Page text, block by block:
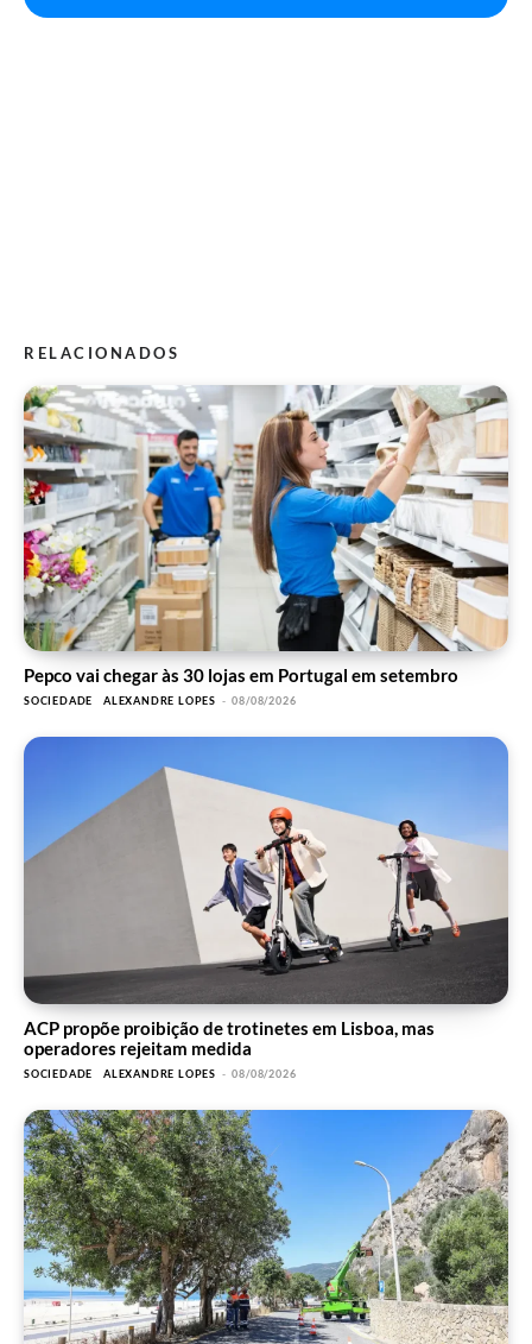
RELACIONADOS
Pepco vai chegar às 30 lojas em Portugal em setembro
SOCIEDADE ALEXANDRE LOPES - 08/08/2026
ACP propõe proibição de trotinetes em Lisboa, mas
operadores rejeitam medida
SOCIEDADE ALEXANDRE LOPES - 08/08/2026